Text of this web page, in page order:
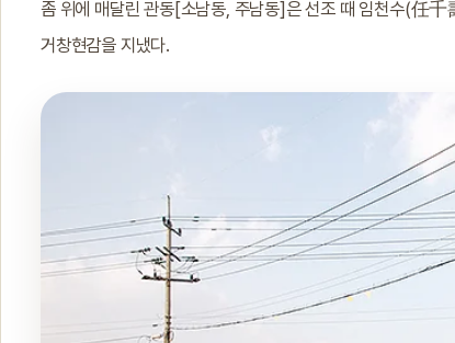
좀 위에 매달린 관동[소남동, 주남동]은 선조 때 임천수(任
거창현감을 지냈다.